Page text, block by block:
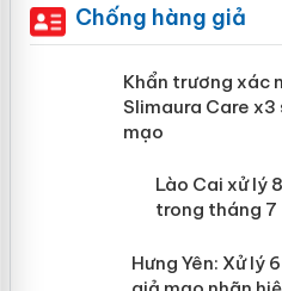
Chống hàng giả
Khẩn trương
Slimaura
mại trong